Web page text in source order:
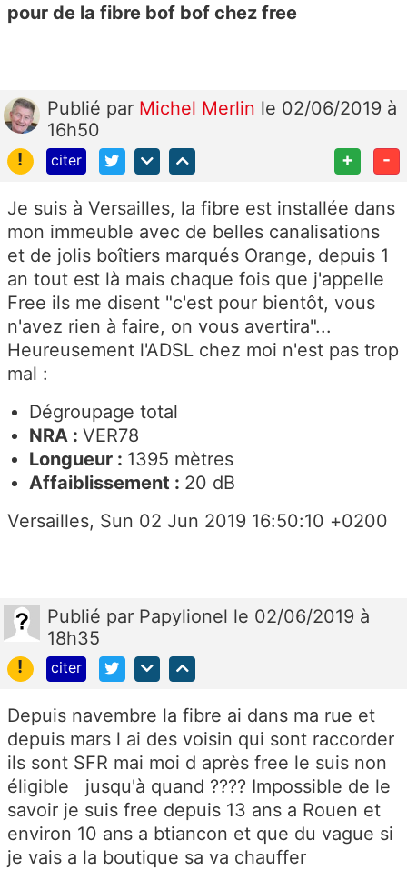
pour de la fibre bof bof chez free
Publié par Michel Merlin le 02/06/2019 à
16h50
!
citer + -
Je suis à Versailles, la fibre est installée dans
mon immeuble avec de belles canalisations
et de jolis boîtiers marqués Orange, depuis 1
an tout est là mais chaque fois que j'appelle
Free ils me disent "c'est pour bientôt, vous
n'avez rien à faire, on vous avertira"...
Heureusement l'ADSL chez moi n'est pas trop
mal :
Dégroupage total
NRA : VER78
Longueur : 1395 mètres
Affaiblissement : 20 dB
Versailles, Sun 02 Jun 2019 16:50:10 +0200
Publié par Papylionel le 02/06/2019 à
18h35
!
citer
Depuis navembre la fibre ai dans ma rue et
depuis mars l ai des voisin qui sont raccorder
ils sont SFR mai moi d après free le suis non
éligible jusqu'à quand ???? Impossible de le
savoir je suis free depuis 13 ans a Rouen et
environ 10 ans a btiancon et que du vague si
je vais a la boutique sa va chauffer